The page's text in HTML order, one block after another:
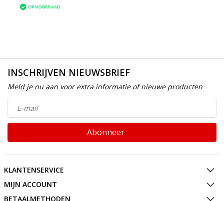
witOP VOORRAAD
INSCHRIJVEN NIEUWSBRIEF
Meld je nu aan voor extra informatie of nieuwe producten
Abonneer
KLANTENSERVICE
MIJN ACCOUNT
BETAALMETHODEN